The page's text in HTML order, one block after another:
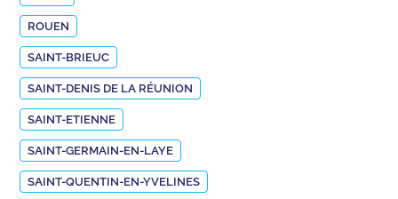
ROUEN
SAINT-BRIEUC
SAINT-DENIS DE LA RÉUNION
SAINT-ETIENNE
SAINT-GERMAIN-EN-LAYE
SAINT-QUENTIN-EN-YVELINES